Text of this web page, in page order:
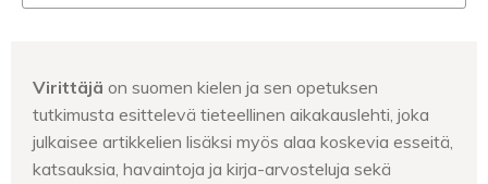
Virittäjä on suomen kielen ja sen opetuksen
tutkimusta esittelevä tieteellinen aikakauslehti, joka
julkaisee artikkelien lisäksi myös alaa koskevia esseitä,
katsauksia, havaintoja ja kirja-arvosteluja sekä